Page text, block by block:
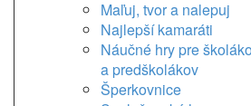
Maľuj, tvor a nalepuj
Najlepší kamaráti
Náučné hry pre
a predškolákov
Šperkovnice